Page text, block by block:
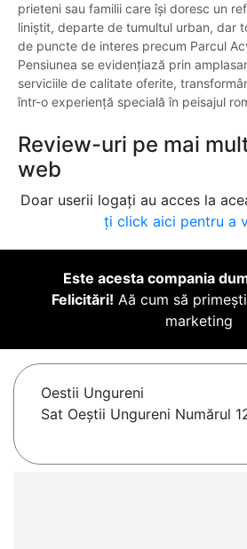
prieteni sau familii care își doresc un
liniștit, departe de tumultul urban, dar
de puncte de interes precum Parcul
Pensiunea se evidențiază prin
serviciile de calitate oferite,
într-o experiență specială în peisajul
Review-uri pe mai
web
Doar userii logați au acces la
ți click aici pentru a
Este acesta compania
Felicitări! Aă cum să
marketing
Oestii Ungureni
Sat Oeștii Ungureni Numărul